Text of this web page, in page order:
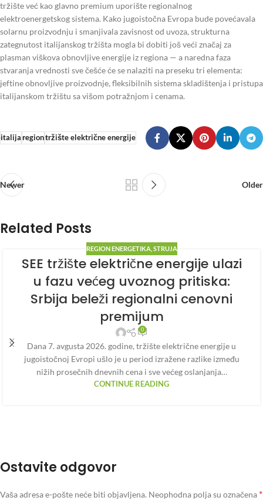
tržište već kao glavno premium uporište regionalnog
elektroenergetskog sistema. Kako jugoistočna Evropa bude povećavala
solarnu proizvodnju i smanjivala zavisnost od uvoza, strukturna
zategnutost italijanskog tržišta mogla bi dobiti još veći značaj za
plasman viškova obnovljive energije iz regiona — a naredna faza
stvaranja vrednosti sve češće će se nalaziti na preseku tri elementa:
jeftine obnovljive proizvodnje, fleksibilnih sistema skladištenja i pristupa
italijanskom tržištu sa višom potražnjom i cenama.
italija regiontržište električne energije
Newer Older
Related Posts
REGION ENERGETIKA, STRUJA
SEE tržište električne energije ulazi
u fazu većeg uvoznog pritiska:
Srbija beleži regionalni cenovni
premijum
0
Dana 7. avgusta 2026. godine, tržište električne energije u
jugoistočnoj Evropi ušlo je u period izražene razlike između
nižih prosečnih dnevnih cena i sve većeg oslanjanja…
CONTINUE READING
Ostavite odgovor
Vaša adresa e-pošte neće biti objavljena. Neophodna polja su označena *